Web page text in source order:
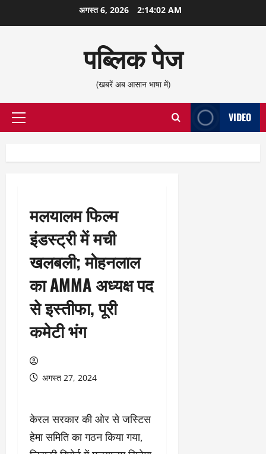
सामग्री
अगस्त 6, 2026 2:14:02 AM
पब्लिक पेज
(खबरें अब आसान भाषा में)
प्राथमिक
VIDEO
मलयालम फिल्म
इंडस्ट्री में मची
खलबली; मोहनलाल
का AMMA अध्यक्ष पद
से इस्तीफा, पूरी
कमेटी भंग
अगस्त 27, 2024
केरल सरकार की ओर से जस्टिस
हेमा समिति का गठन किया गया,